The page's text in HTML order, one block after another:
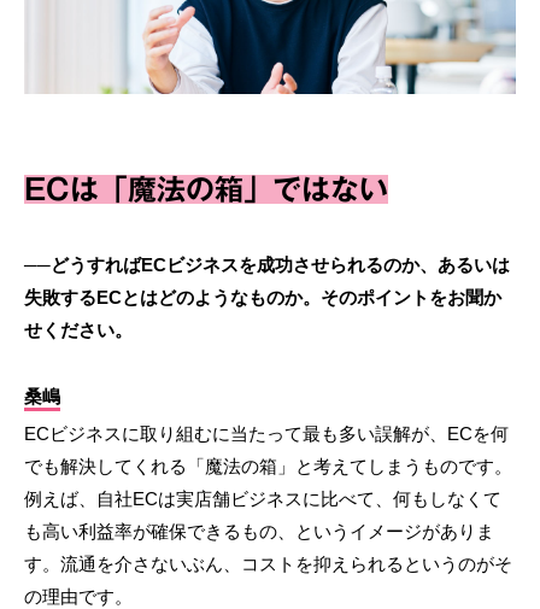
ECは「魔法の箱」ではない
──どうすればECビジネスを成功させられるのか、あるいは
失敗するECとはどのようなものか。そのポイントをお聞か
せください。
桑嶋
ECビジネスに取り組むに当たって最も多い誤解が、ECを何
でも解決してくれる「魔法の箱」と考えてしまうものです。
例えば、自社ECは実店舗ビジネスに比べて、何もしなくて
も高い利益率が確保できるもの、というイメージがありま
す。流通を介さないぶん、コストを抑えられるというのがそ
の理由です。